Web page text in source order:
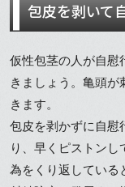
包皮を剥いて
仮性包茎の人が自慰
きましょう。亀頭
きます。
包皮を剥かずに自慰
り、早くピストン
為をくり返している